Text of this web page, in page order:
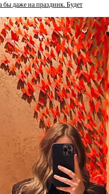
даже на праздник. Будет